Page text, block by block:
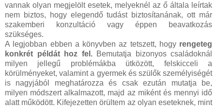
vannak olyan megjelölt esetek, melyeknél az ő általa leírtak
nem biztos, hogy elegendő tudást biztosítanának, ott már
szakemberi konzultáció vagy éppen beavatkozás
szükséges.
A legjobban ebben a könyvben az tetszett, hogyrengeteg
konkrét példát hoz fel. Bemutatja bizonyos családoknál
milyen jellegű problémákba ütközött, felskicceli a
körülményeket, valamint a gyermek és szülők személyiségét
is nagyjából meghatározza és csak ezután mutatja be,
milyen módszert alkalmazott, majd az miként és mennyi idő
alatt működött. Kifejezetten örültem az olyan eseteknek, mint